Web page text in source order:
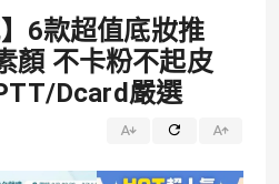
6款超值底妝推
顏 不卡粉不起皮
Dcard嚴選